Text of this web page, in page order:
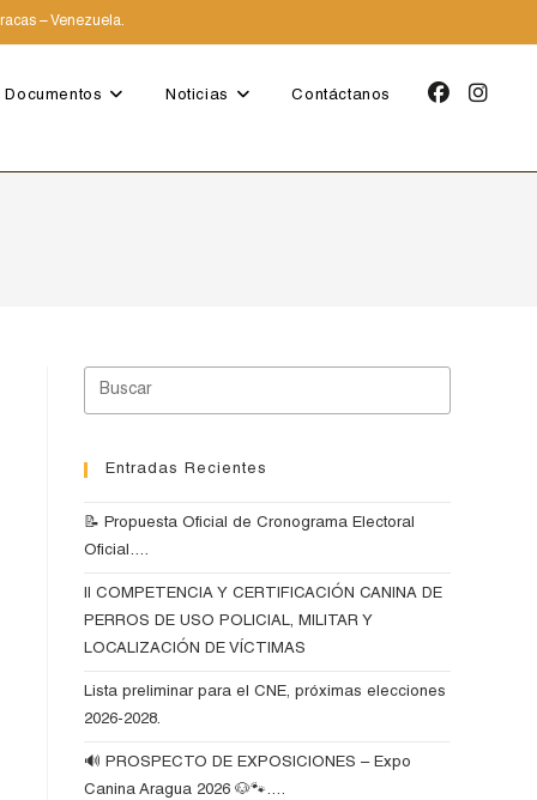
– Venezuela.
Documentos Noticias Contáctanos
Entradas Recientes
📝 Propuesta Oficial de Cronograma Electoral
Oficial….
II COMPETENCIA Y CERTIFICACIÓN CANINA DE
PERROS DE USO POLICIAL, MILITAR Y
LOCALIZACIÓN DE VÍCTIMAS
Lista preliminar para el CNE, próximas elecciones
2026-2028.
🔊 PROSPECTO DE EXPOSICIONES – Expo
Canina Aragua 2026 🐶🐾….